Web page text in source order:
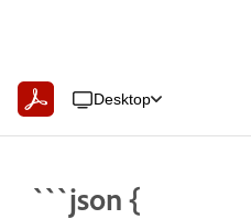
Desktop
```json {